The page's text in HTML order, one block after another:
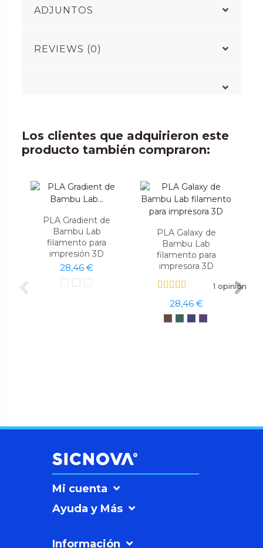
ADJUNTOS
REVIEWS (0)
Los clientes que adquirieron este
producto también compraron:
PLA Gradient de
Bambu Lab
filamento para
impresión 3D
28,46 €
PLA Galaxy de
Bambu Lab
filamento para
impresora 3D
1 opinión
28,46 €
Mi cuenta
Ayuda y Más
Información